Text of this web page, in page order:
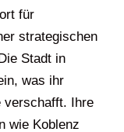
ein
für